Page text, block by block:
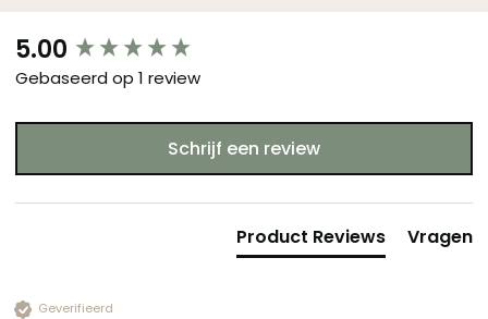
5.00
Gebaseerd op 1 review
Schrijf een review
Product Reviews Vragen
Geverifieerd
New content loaded